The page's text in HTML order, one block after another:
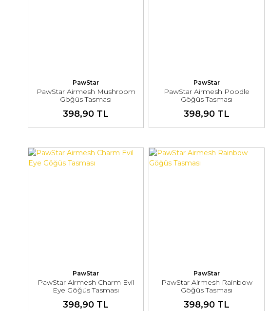
PawStar
PawStar Airmesh Mushroom
Göğüs Tasması
398,90 TL
PawStar
PawStar Airmesh Poodle
Göğüs Tasması
398,90 TL
PawStar
PawStar Airmesh Charm Evil
Eye Göğüs Tasması
398,90 TL
PawStar
PawStar Airmesh Rainbow
Göğüs Tasması
398,90 TL